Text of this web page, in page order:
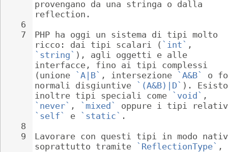
6
7
8
9
provengano da una stringa o dalla
reflection.
PHP ha oggi un sistema di tipi molto
ricco: dai tipi scalari ( `int` ,
`string` ), agli oggetti e alle
interfacce, fino ai tipi complessi
(unione
`A|B` , intersezione `A&B`
o
normali disgiuntive
`(A&B)|D` ).
inoltre tipi speciali come
`void` ,
`never` , `mixed`
oppure i tipi
`self`
e `static` .
Lavorare con questi tipi in modo
soprattutto tramite
`ReflectionType` ,